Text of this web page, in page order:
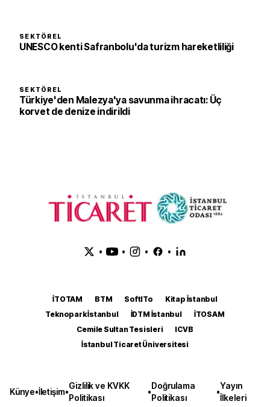
SEKTÖREL
UNESCO kenti Safranbolu'da turizm hareketliliği
SEKTÖREL
Türkiye'den Malezya'ya savunma ihracatı: Üç
korvet de denize indirildi
• • • •
İTOTAM BTM SoftITo
Kitap İstanbul
Teknopark İstanbul
İDTM İstanbul
İTOSAM
Cemile Sultan Tesisleri
ICVB
İstanbul Ticaret Üniversitesi
Künye•İletişim•
Gizlilik ve KVKK
Politikası
•
Doğrulama
Politikası
•
Yayın
İlkeleri